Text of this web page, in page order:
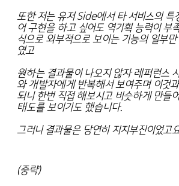
또한 저는 유저 Side에서 타 서비스의 특
어 구현을 하고 싶어도 역기획 능력이 부
식으로 외부적으로 보이는 기능의 일부
였고
원하는 결과물이 나오지 않자 레퍼런스
와 개발자에게 반복해서 보여주며 이것
되니 한번 직접 해보시고 비슷하게 만들
태도를 보이기도 했습니다.
그러니 결과물은 당연히 지지부진이었고
(중략)